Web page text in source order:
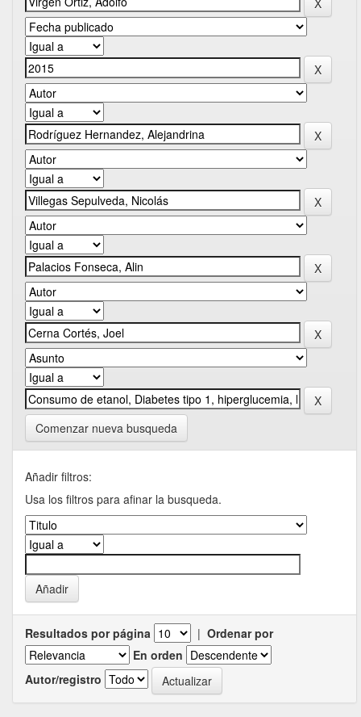
Comenzar nueva busqueda
Añadir filtros:
Usa los filtros para afinar la busqueda.
Resultados por página | Ordenar por
En orden
Autor/registro